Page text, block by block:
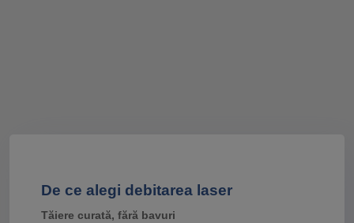
De ce alegi debitarea laser
Tăiere curată, fără bavuri